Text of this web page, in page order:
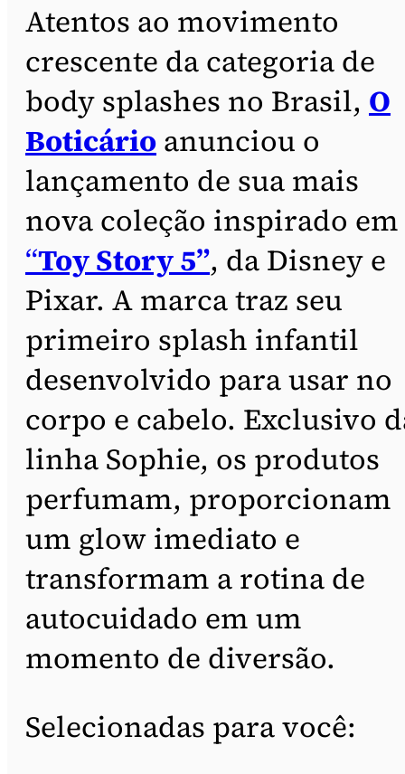
Atentos ao movimento
crescente da categoria de
body splashes no Brasil, O
Boticário anunciou o
lançamento de sua mais
nova coleção inspirado em
“Toy Story 5”, da Disney e
Pixar. A marca traz seu
primeiro splash infantil
desenvolvido para usar no
corpo e cabelo. Exclusivo
linha Sophie, os produtos
perfumam, proporcionam
um glow imediato e
transformam a rotina de
autocuidado em um
momento de diversão.
Selecionadas para você: